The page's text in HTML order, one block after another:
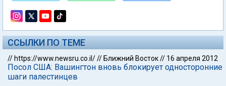
ССЫЛКИ ПО ТЕМЕ
// https://www.newsru.co.il/// Ближний Восток// 16 апреля 2012
Посол США: Вашингтон вновь блокирует односторонние
шаги палестинцев